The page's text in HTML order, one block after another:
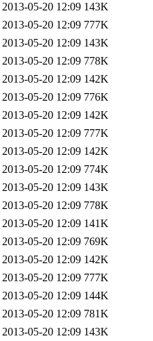
2013-05-20 12:09 143K
2013-05-20 12:09 777K
2013-05-20 12:09 143K
2013-05-20 12:09 778K
2013-05-20 12:09 142K
2013-05-20 12:09 776K
2013-05-20 12:09 142K
2013-05-20 12:09 777K
2013-05-20 12:09 142K
2013-05-20 12:09 774K
2013-05-20 12:09 143K
2013-05-20 12:09 778K
2013-05-20 12:09 141K
2013-05-20 12:09 769K
2013-05-20 12:09 142K
2013-05-20 12:09 777K
2013-05-20 12:09 144K
2013-05-20 12:09 781K
2013-05-20 12:09 143K